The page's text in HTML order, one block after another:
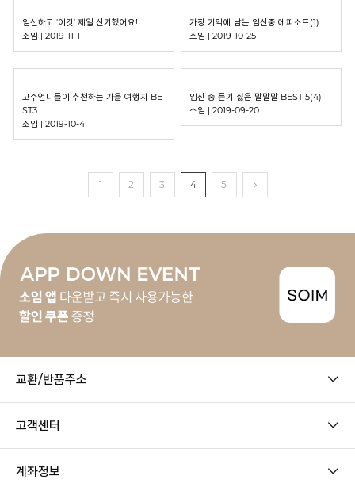
임신하고 '이것' 제일 신기했어요!
소임 | 2019-11-1
가장 기억에 남는 임신중 에피소드(1)
소임 | 2019-10-25
고수언니들이 추천하는 가을 여행지 BE
ST3
소임 | 2019-10-4
임신 중 듣기 싫은 말말말 BEST 5(4)
소임 | 2019-09-20
1 2 3 4 5
교환/반품주소
고객센터
계좌정보